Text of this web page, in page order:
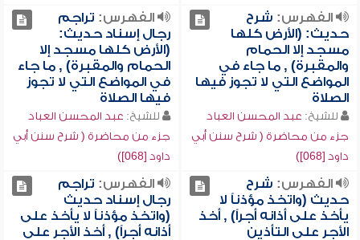
الفهرس: شرح
حديث: (الأرض كلها
مسجد إلا الحمام
والمقبرة) , ما جاء في
المواضع التي لا تجوز فيها
الصلاة
للشيخ: عبد المحسن العباد
جزء من محاضرة ( شرح سنن أبي
داود [068])
الفهرس: تراجم
رجال إسناد حديث:
(الأرض كلها مسجد إلا
الحمام والمقبرة) , ما جاء
في المواضع التي لا تجوز
فيها الصلاة
للشيخ: عبد المحسن العباد
جزء من محاضرة ( شرح سنن أبي
داود [068])
الفهرس: شرح
حديث (واتخذ مؤذناً لا
يأخذ على أذانه أجراً) , أخذ
الأجر على التأذين
الفهرس: تراجم
رجال إسناد حديث
(واتخذ مؤذناً لا يأخذ على
أذانه أجراً) , أخذ الأجر على